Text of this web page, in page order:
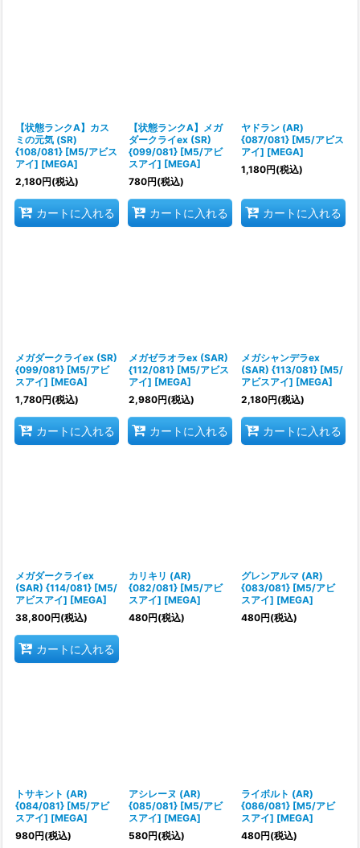
【状態ランクA】カス
ミの元気 (SR)
{108/081} [M5/アビス
アイ] [MEGA]
2,180円(税込)
カートに入れる
【状態ランクA】メガ
ダークライex (SR)
{099/081} [M5/アビ
スアイ] [MEGA]
780円(税込)
カートに入れる
ヤドラン (AR)
{087/081} [M5/アビス
アイ] [MEGA]
1,180円(税込)
カートに入れる
メガダークライex (SR)
{099/081} [M5/アビ
スアイ] [MEGA]
1,780円(税込)
カートに入れる
メガゼラオラex (SAR)
{112/081} [M5/アビス
アイ] [MEGA]
2,980円(税込)
カートに入れる
メガシャンデラex
(SAR) {113/081} [M5/
アビスアイ] [MEGA]
2,180円(税込)
カートに入れる
メガダークライex
(SAR) {114/081} [M5/
アビスアイ] [MEGA]
38,800円(税込)
カートに入れる
カリキリ (AR)
{082/081} [M5/アビ
スアイ] [MEGA]
480円(税込)
グレンアルマ (AR)
{083/081} [M5/アビ
スアイ] [MEGA]
480円(税込)
トサキント (AR)
{084/081} [M5/アビ
スアイ] [MEGA]
980円(税込)
アシレーヌ (AR)
{085/081} [M5/アビ
スアイ] [MEGA]
580円(税込)
ライボルト (AR)
{086/081} [M5/アビ
スアイ] [MEGA]
480円(税込)